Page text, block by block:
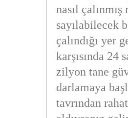
nasıl
sayılabilecek
çalındığı yer
karşısında 24
zilyon tane
darlamaya
tavrından